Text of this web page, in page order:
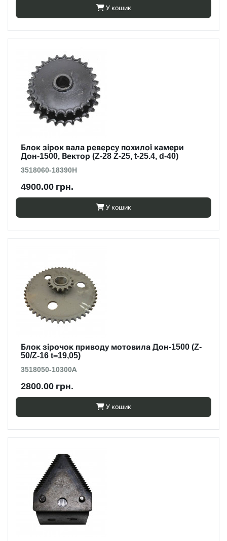
У кошик
Блок зірок вала реверсу похилої камери
Дон-1500, Вектор (Z-28 Z-25, t-25.4, d-40)
3518060-18390Н
4900.00 грн.
У кошик
Блок зірочок приводу мотовила Дон-1500 (Z-
50/Z-16 t=19,05)
3518050-10300А
2800.00 грн.
У кошик